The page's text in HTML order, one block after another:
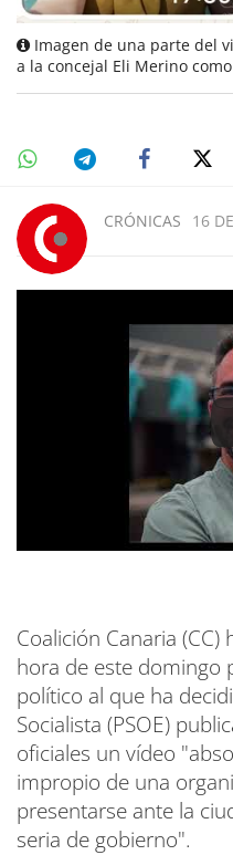
Imagen de una parte del
a la concejal Eli Merino
CRÓNICAS 16
Coalición Canaria
hora de este domingo
político al que ha
Socialista (PSOE)
oficiales un vídeo
impropio de una
presentarse ante la
seria de gobierno".